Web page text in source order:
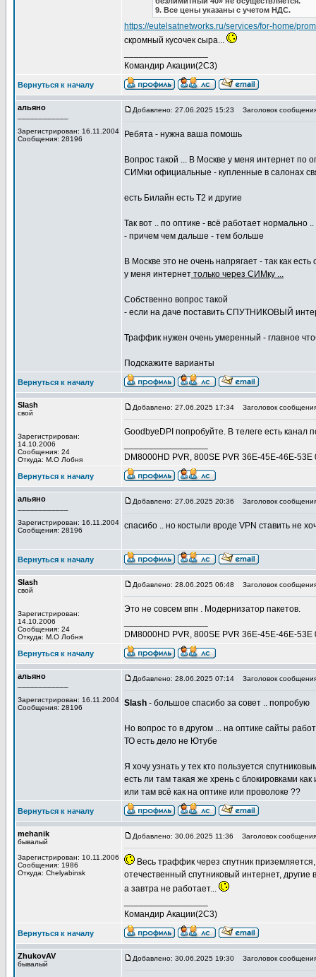
9. Все цены указаны с учетом НДС.
https://eutelsatnetworks.ru/services/for-home/
скромный кусочек сыра...
Командир Акации(2С3)
Вернуться к началу
альяно
Зарегистрирован: 16.11.2004
Сообщения: 28196
Добавлено: 27.06.2025 15:23 Заголовок
Ребята - нужна ваша помошь
Вопрос такой ... В Москве у меня интернет по
СИМки официальные - купленные в салонах
есть Билайн есть Т2 и другие
Так вот .. по оптике - всё работает нормально
- причем чем дальше - тем больше
В Москве это не очень напрягает - так как
у меня интернет только через СИМку ...
Собственно вопрос такой
- если на даче поставить СПУТНИКОВЫЙ
Траффик нужен очень умеренный - главное
Подскажите варианты
Вернуться к началу
Slash
свой
Зарегистрирован:
14.10.2006
Сообщения: 24
Откуда: М.О Лобня
Добавлено: 27.06.2025 17:34 Заголовок
GoodbyeDPI попробуйте. В телеге есть канал
DM8000HD PVR, 800SE PVR 36E-45E-46E-
Вернуться к началу
альяно
Зарегистрирован: 16.11.2004
Сообщения: 28196
Добавлено: 27.06.2025 20:36 Заголовок
спасибо .. но костыли вроде VPN ставить не
Вернуться к началу
Slash
свой
Зарегистрирован:
14.10.2006
Сообщения: 24
Откуда: М.О Лобня
Добавлено: 28.06.2025 06:48 Заголовок
Это не совсем впн . Модернизатор пакетов.
DM8000HD PVR, 800SE PVR 36E-45E-46E-
Вернуться к началу
альяно
Зарегистрирован: 16.11.2004
Сообщения: 28196
Добавлено: 28.06.2025 07:14 Заголовок
Slash - большое спасибо за совет .. попробую
Но вопрос то в другом ... на оптике сайты
ТО есть дело не Ютубе
Я хочу узнать у тех кто пользуется
есть ли там такая же хрень с блокировками
или там всё как на оптике или проволоке ??
Вернуться к началу
mehanik
бывалый
Зарегистрирован: 10.11.2006
Сообщения: 1986
Откуда: Сhelyabinsk
Добавлено: 30.06.2025 11:36 Заголовок
Весь траффик через спутник
отечественный спутниковый интернет,
а завтра не работает...
Командир Акации(2С3)
Вернуться к началу
ZhukovAV
бывалый
Добавлено: 30.06.2025 19:30 Заголовок